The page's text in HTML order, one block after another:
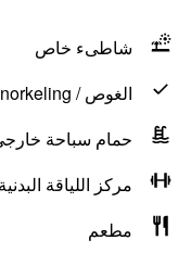
شاطىء خاص
الغوص / Snorkeling
حمام سباحة
مركز اللياقة البدنية
مطعم